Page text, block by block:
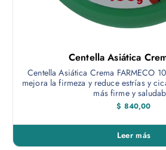
Centella Asiática
Centella Asiática Crema FARMECO
mejora la firmeza y reduce estrías y
más firme y
$ 840,00
Leer más